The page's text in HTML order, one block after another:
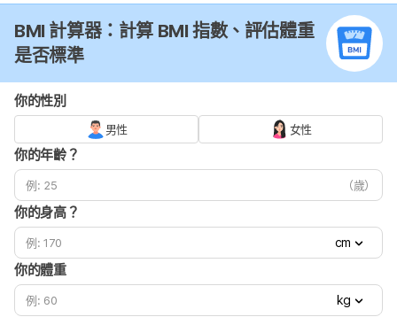
BMI 計算器：計算 BMI 指數、評估體重
是否標準
你的性別
男性 女性
你的年齡？
（歲）
你的身高？
cm
你的體重
kg